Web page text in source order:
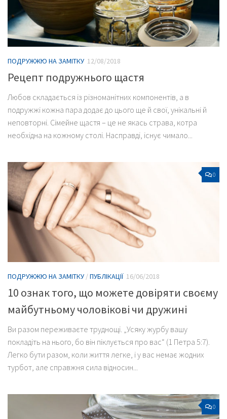
ПОДРУЖЖЮ НА ЗАМІТКУ 12/08/2018
Рецепт подружнього щастя
Любов складається із різноманітних компонентів, а в
подружжі кожна пара додає до цього ще й свої, унікальні й
неповторні. Сімейне щастя – це не якась страва, котра
необхідна на кожному столі. Насправді, існує чимало...
0
ПОДРУЖЖЮ НА ЗАМІТКУ /ПУБЛІКАЦІЇ 16/06/2018
10 ознак того, що можете довіряти своєму
майбутньому чоловікові чи дружині
Ви разом переживаєте труднощі. „Усяку журбу вашу
покладіть на нього, бо він піклується про вас“ (1 Петра 5:7).
Легко бути разом, коли життя легке, і у вас немає жодних
турбот, але справжня сила відносин...
0